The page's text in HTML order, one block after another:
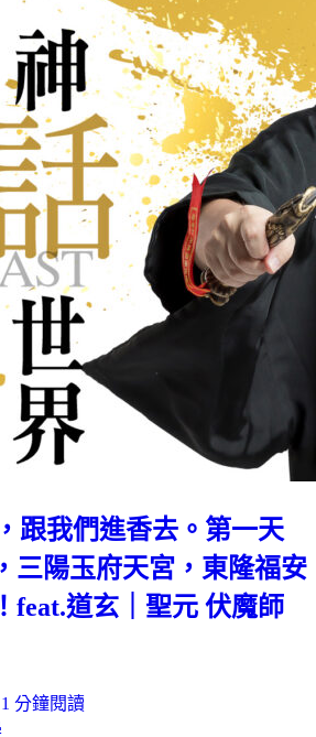
跟我們進香去。第一天
三陽玉府天宮，東隆福安
feat.道玄｜聖元 伏魔師
分鐘閱讀